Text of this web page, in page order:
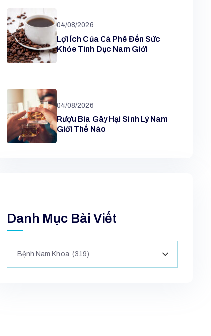
04/08/2026
Lợi Ích Của Cà Phê Đến Sức
Khỏe Tình Dục Nam Giới
04/08/2026
Rượu Bia Gây Hại Sinh Lý Nam
Giới Thế Nào
Danh Mục Bài Viết
Bệnh Nam Khoa (319)